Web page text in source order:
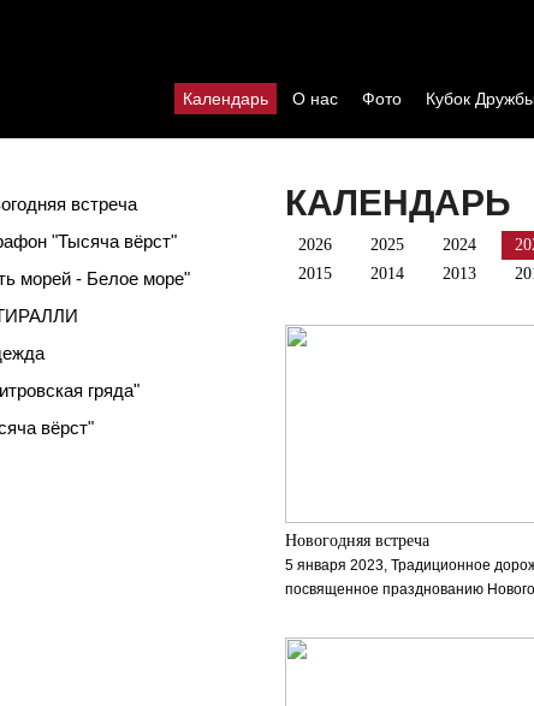
Календарь О нас Фото Кубок
встреча
"Тысяча вёрст"
морей - Белое море"
гряда"
вёрст"
КАЛЕНДАРЬ
2026 2025 2024
2015
2014 2013
Новогодняя встреча
5 января 2023, Традиционное
посвященное празднованию